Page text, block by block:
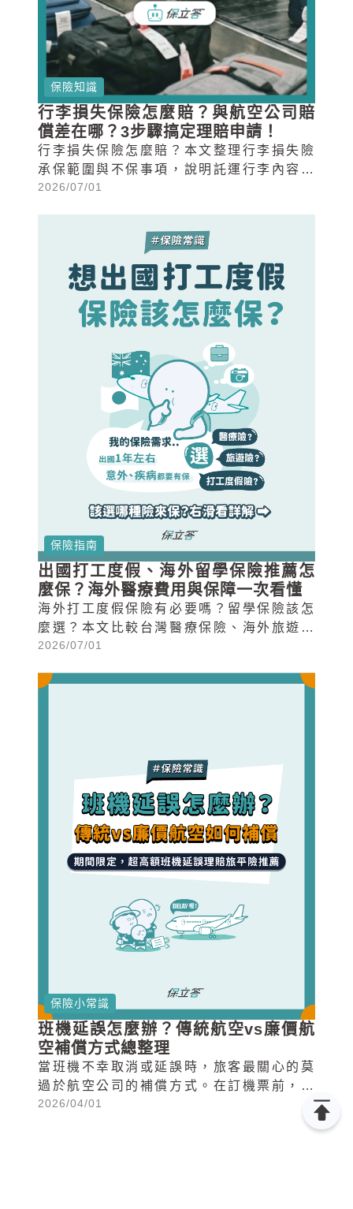
保險知識
行李損失保險怎麼賠？與航空公司賠
償差在哪？3步驟搞定理賠申請！
行李損失保險怎麼賠？本文整理行李損失險
承保範圍與不保事項，說明託運行李內容物
遺失、旅途中遭竊或搶奪等常見情境該如何
2026/07/01
保險指南
出國打工度假、海外留學保險推薦怎
麼保？海外醫療費用與保障一次看懂
海外打工度假保險有必要嗎？留學保險該怎
麼選？本文比較台灣醫療保險、海外旅遊保
險與海外打工度假/留學保險差異，並解析保
費用與保險選擇重點。
2026/07/01
保險小常識
班機延誤怎麼辦？傳統航空vs廉價航
空補償方式總整理
當班機不幸取消或延誤時，旅客最關心的莫
過於航空公司的補償方式。在訂機票前，不
妨先了解不同航空公司的補償方案！本文將
為旅客們統整傳統航空公司與廉價航空公司
2026/04/01